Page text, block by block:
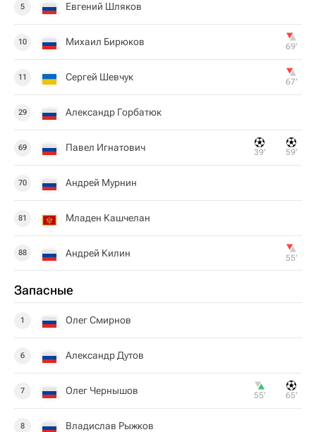
5 Евгений Шляков
10 Михаил Бирюков 69‎’‎
11 Сергей Шевчук 67‎’‎
29 Александр Горбатюк
69 Павел Игнатович 39‎’‎ 59‎’‎
70 Андрей Мурнин
81 Младен Кашчелан
88 Андрей Килин 55‎’‎
Запасные
1 Олег Смирнов
6 Александр Дутов
7 Олег Чернышов 55‎’‎ 65‎’‎
8 Владислав Рыжков